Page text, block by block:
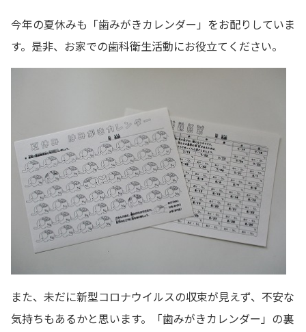
今年の夏休みも「歯みがきカレンダー」をお配りしていま
す。是非、お家での歯科衛生活動にお役立てください。
また、未だに新型コロナウイルスの収束が見えず、不安な
気持ちもあるかと思います。「歯みがきカレンダー」の裏